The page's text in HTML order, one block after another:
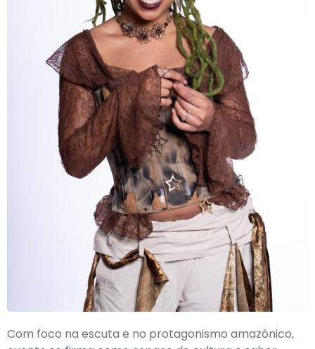
Com foco na escuta e no protagonismo amazônico,